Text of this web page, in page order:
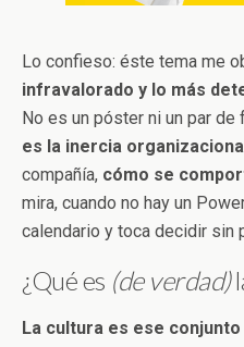
Lo confieso: éste tema me
infravalorado y lo más
No es un póster ni un par de
es la inercia
compañía, cómo se
mira, cuando no hay un
calendario y toca decidir sin
¿Qué es (de verdad)
La cultura es ese